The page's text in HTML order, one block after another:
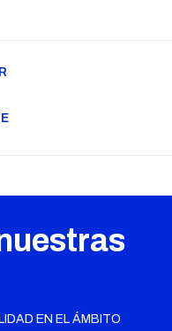
EN EL ÁMBITO